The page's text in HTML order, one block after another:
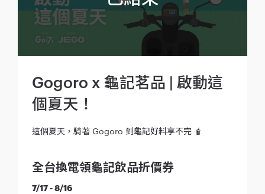
Gogoro x 龜記茗品 | 啟動這
個夏天！
這個夏天，騎著 Gogoro 到龜記好料享不完 🧋
全台換電領龜記飲品折價券
7/17 - 8/16